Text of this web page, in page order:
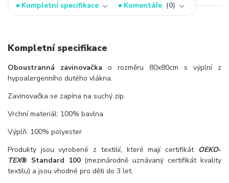
Kompletní specifikace Komentáře 0
Kompletní specifikace
Oboustranná zavinovačka o rozměru 80x80cm s výplní z
hypoalergenního dutého vlákna.
Zavinovačka se zapína na suchý zip.
Vrchní materiál: 100% bavlna
Výplň: 100% polyester
Produkty jsou vyrobené z textilií, které mají certifikát OEKO-
TEX® Standard 100(mezinárodně uznávaný certifikát kvality
textilu) a jsou vhodné pro děti do 3 let.